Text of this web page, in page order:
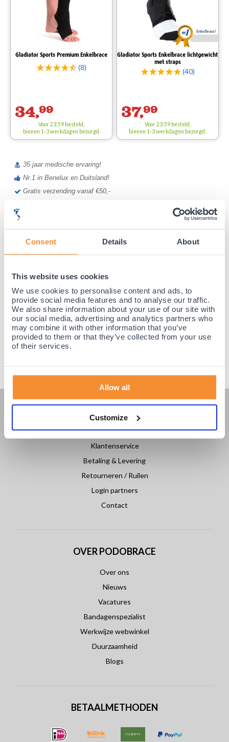
Consent Details About
This website uses cookies
We use cookies to personalise content and ads, to
provide social media features and to analyse our traffic.
We also share information about your use of our site with
our social media, advertising and analytics partners who
may combine it with other information that you’ve
provided to them or that they’ve collected from your use
of their services.
Allow all
Customize
Gladiator Sports Premium Enkelbrace
(8)
34,99
Voor 23:59 besteld,
binnen 1-3 werkdagen bezorgd.
Enkelbrace!
Gladiator Sports Enkelbrace lichtgewicht
met straps
(40)
37,99
Voor 23:59 besteld,
binnen 1-3 werkdagen bezorgd.
35 jaar medische ervaring!
Nr.1 in Benelux en Duitsland!
Gratis verzending vanaf €50,-
Achteraf betalen mogelijk! Nergens goedkoper!
Veelgestelde vragen
Klantenservice
Betaling & Levering
Retourneren / Ruilen
Login partners
Contact
OVER PODOBRACE
Over ons
Nieuws
Vacatures
Bandagenspezialist
Werkwijze webwinkel
Duurzaamheid
Blogs
BETAALMETHODEN